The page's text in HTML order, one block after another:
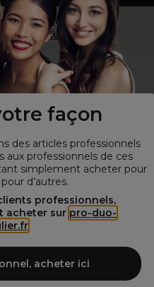
façon
des articles professionnels
aux professionnels de ces
simplement acheter pour
d’autres.
professionnels,
acheter sur pro-duo-
acheter ici
professionnel ?
les particuliers!
nous vous proposons une
pour la coiffure et
salons de coiffure et instituts
également à tous ceux
d'accessoires de coiffure et de